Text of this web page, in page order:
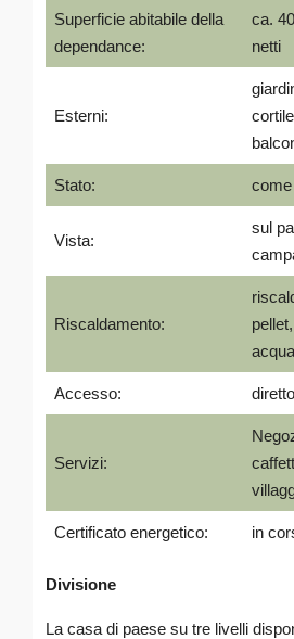
Superficie abitabile della
dependance:
ca.
netti
Esterni:
Stato:
Vista:
sul
Riscaldamento:
Accesso:
Servizi:
Certificato energetico: in
Divisione
La casa di paese su tre livelli